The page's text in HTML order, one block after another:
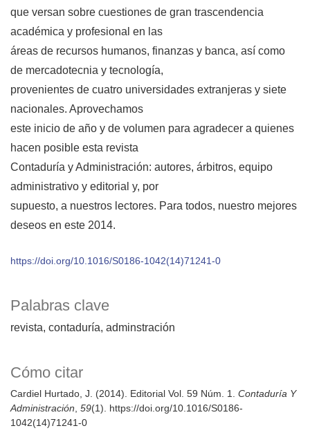
Palabras clave
revista contaduría adminstración
Cómo citar
Cardiel Hurtado, J. (2014). Editorial Vol. 59 Núm. 1. Contaduría Y
Administración 59(1). https://doi.org/10.1016/S0186-
1042(14)71241-0
que versan sobre cuestiones de gran trascendencia
académica y profesional en las
áreas de recursos humanos, finanzas y banca, así como
de mercadotecnia y tecnología,
provenientes de cuatro universidades extranjeras y siete
nacionales. Aprovechamos
este inicio de año y de volumen para agradecer a quienes
hacen posible esta revista
Contaduría y Administración: autores, árbitros, equipo
administrativo y editorial y, por
supuesto, a nuestros lectores. Para todos, nuestro mejores
deseos en este 2014.
https://doi.org/10.1016/S0186-1042(14)71241-0